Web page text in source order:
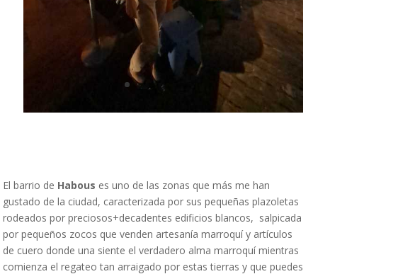
El barrio de Habous es uno de las zonas que más me han
gustado de la ciudad, caracterizada por sus pequeñas plazoletas
rodeados por preciosos+decadentes edificios blancos, salpicada
por pequeños zocos que venden artesanía marroquí y artículos
de cuero donde una siente el verdadero alma marroquí mientras
comienza el regateo tan arraigado por estas tierras y que puedes